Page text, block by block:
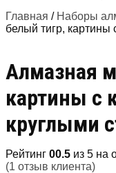
Главная / Наборы
белый тигр, картины
Алмазная
картины с
круглыми
Рейтинг 5.00 из 5 на
(1 отзыв клиента)